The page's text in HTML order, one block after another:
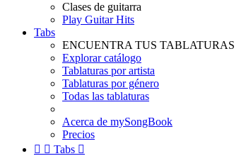
Clases de guitarra
Play Guitar Hits
Tabs
ENCUENTRA TUS TABLATURAS
Explorar catálogo
Tablaturas por artista
Tablaturas por género
Todas las tablaturas
Acerca de mySongBook
Precios
  Tabs 